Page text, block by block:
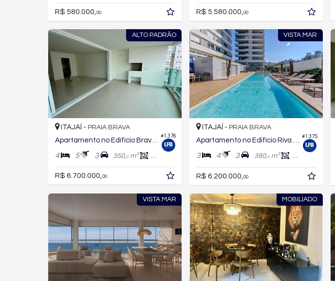
R$ 580.000, 00 R$ 5.580.000, 00
ALTO PADRÃO
#1.376
ITAJAÍ - PRAIA BRAVA
Apartamento no Edifício Brava Beach - Reserva Figueira
4 5 3 350,0m² 204,
R$ 6.700.000,00
VISTA MAR
#1.375
ITAJAÍ - PRAIA BRAVA
Apartamento no Edifício Riva Praia Brava
3 4 3 380,0m² 179,
R$ 6.200.000,00
VISTA MAR MOBILIADO